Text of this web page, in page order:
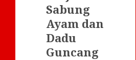
Sabung
Ayam dan
Dadu
Guncang